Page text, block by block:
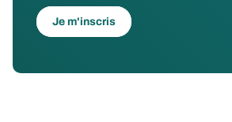
Je m'inscris